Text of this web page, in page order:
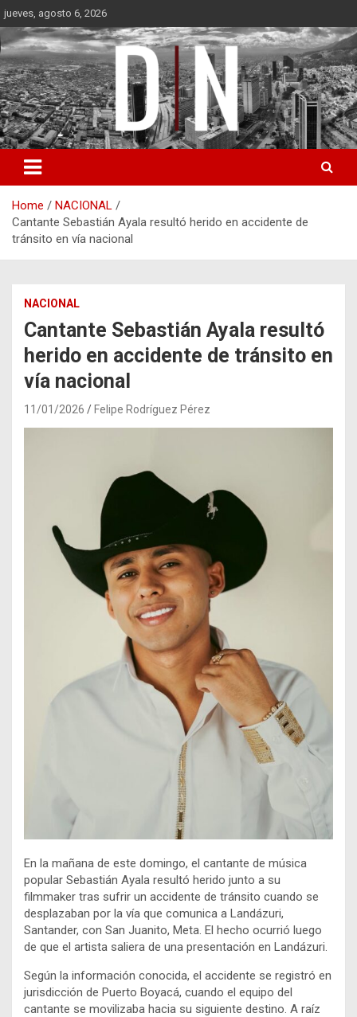
Skip
to
content
jueves, agosto 6, 2026
Diámetro Noticias
Home
NACIONAL
Cantante Sebastián Ayala resultó herido en accidente de
tránsito en vía nacional
NACIONAL
Cantante Sebastián Ayala resultó
herido en accidente de tránsito en
vía nacional
11/01/2026 Felipe Rodríguez Pérez
En la mañana de este domingo, el cantante de música
popular Sebastián Ayala resultó herido junto a su
filmmaker tras sufrir un accidente de tránsito cuando se
desplazaban por la vía que comunica a Landázuri,
Santander, con San Juanito, Meta. El hecho ocurrió luego
de que el artista saliera de una presentación en Landázuri.
Según la información conocida, el accidente se registró en
jurisdicción de Puerto Boyacá, cuando el equipo del
cantante se movilizaba hacia su siguiente destino. A raíz